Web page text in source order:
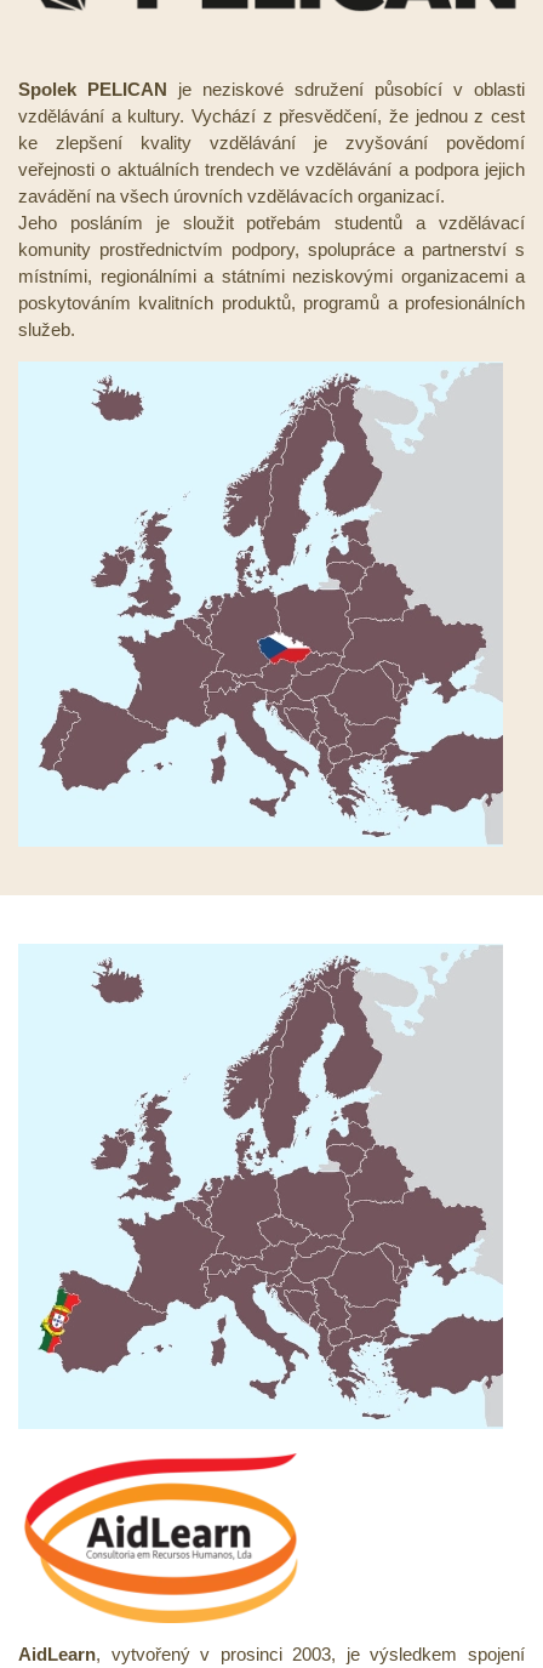
Spolek PELICAN je neziskové sdružení působící v oblasti
vzdělávání a kultury. Vychází z přesvědčení, že jednou z cest
ke zlepšení kvality vzdělávání je zvyšování povědomí
veřejnosti o aktuálních trendech ve vzdělávání a podpora jejich
zavádění na všech úrovních vzdělávacích organizací.
Jeho posláním je sloužit potřebám studentů a vzdělávací
komunity prostřednictvím podpory, spolupráce a partnerství s
místními, regionálními a státními neziskovými organizacemi a
poskytováním kvalitních produktů, programů a profesionálních
služeb.
AidLearn, vytvořený v prosinci 2003, je výsledkem spojení